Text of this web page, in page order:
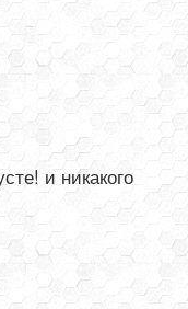
и никакого